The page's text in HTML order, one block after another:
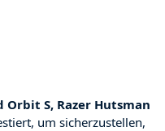
Orbit S, Razer Hutsman
um sicherzustellen,